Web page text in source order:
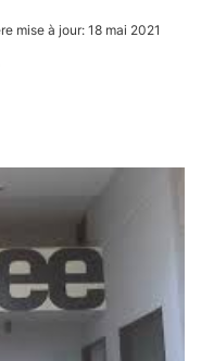
mise à jour: 18 mai 2021